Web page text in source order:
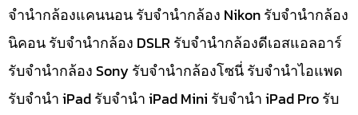
จำนำกล้องแคนนอน รับจำนำกล้อง Nikon รับจำนำกล้อง
นิคอน รับจำนำกล้อง DSLR รับจำนำกล้องดีเอสแอลอาร์
รับจำนำกล้อง Sony รับจำนำกล้องโซนี่ รับจำนำไอแพด
รับจำนำ iPad รับจำนำ iPad Mini รับจำนำ iPad Pro รับ